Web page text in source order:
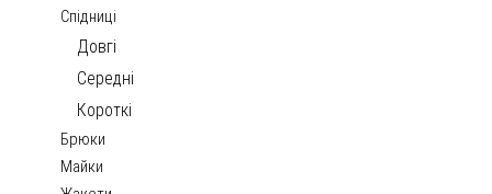
Спідниці
Довгі
Середні
Короткі
Брюки
Майки